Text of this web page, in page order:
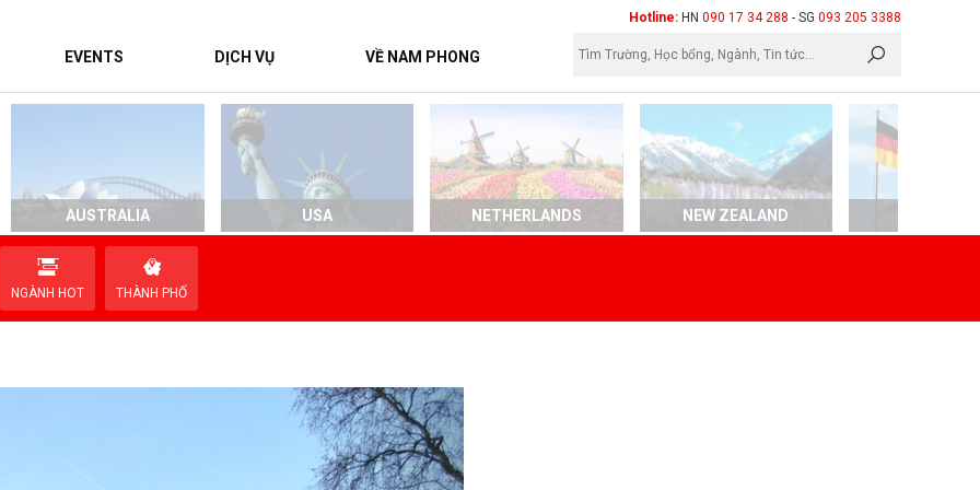
Hotline: HN 090 17 34 288 - SG 093 205 3388
EVENTS DỊCH VỤ VỀ NAM PHONG
AUSTRALIA USA NETHERLANDS NEW ZEALAND
NGÀNH HOT THÀNH PHỐ